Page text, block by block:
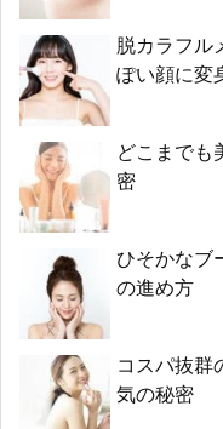
脱カラフル
ぽい顔に変
どこまでも
密
ひそかなブ
の進め方
コスパ抜群
気の秘密